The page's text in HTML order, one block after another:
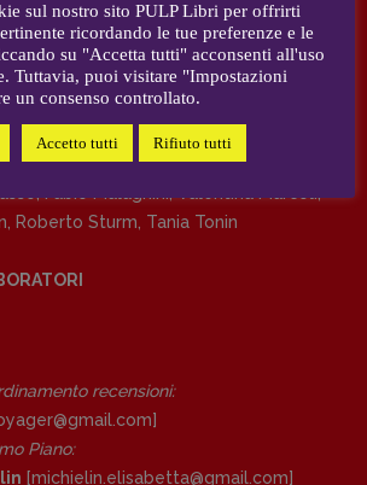
Derobertis , Elio
, Valentina
Michielin,Nicole
Sturm,Tania Tonin
Piano
com]
Fumetti:
Costigliola,Anna da Re
,Fabio Malagnini,Valentina Marcoli,
, Roberto Sturm, Tania Tonin
recensioni:
Piano:
[michielin.elisabetta@gmail.com]
sul nostro sito PULP Libri per offrirti
ricordando le tue preferenze e le
su "Accetta tutti" acconsenti all'uso
Tuttavia, puoi visitare "Impostazioni
un consenso controllato.
Accetto tutti Rifiuto tutti